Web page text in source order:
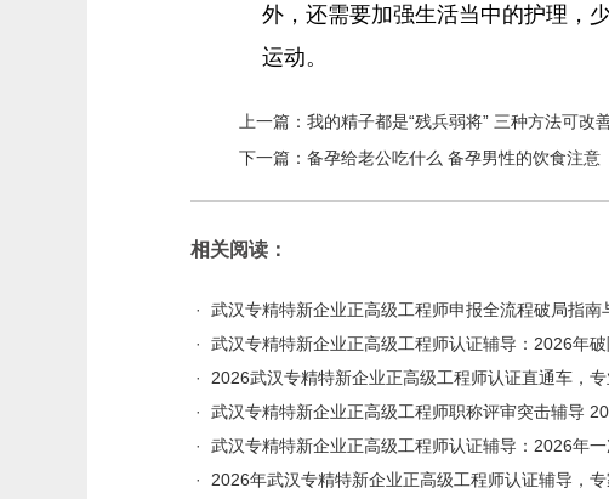
外，还需要加强生活当中的护理，
运动。
上一篇： 我的精子都是“残兵弱将” 三种方法可改
下一篇： 备孕给老公吃什么 备孕男性的饮食注意
相关阅读：
· 武汉专精特新企业正高级工程师申报全流程破局指南
·
武汉专精特新企业正高级工程师认证辅导：2026年
·
2026武汉专精特新企业正高级工程师认证直通车，
·
武汉专精特新企业正高级工程师职称评审突击辅导
·
武汉专精特新企业正高级工程师认证辅导：2026年
·
2026年武汉专精特新企业正高级工程师认证辅导，